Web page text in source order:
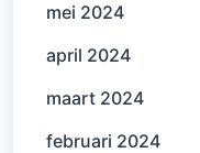
mei 2024
april 2024
maart 2024
februari 2024